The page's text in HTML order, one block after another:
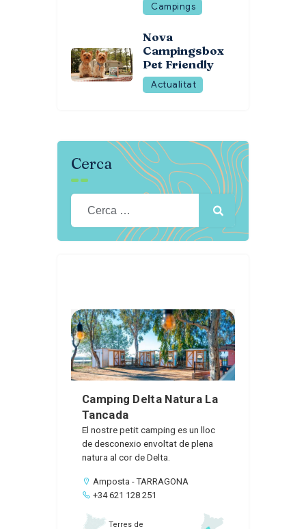
Campings
Nova
Campingsbox
Pet Friendly
Actualitat
Cerca